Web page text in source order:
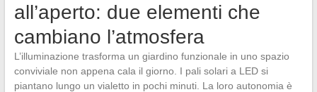
all’aperto: due elementi che
cambiano l’atmosfera
L’illuminazione trasforma un giardino funzionale in uno spazio
conviviale non appena cala il giorno. I pali solari a LED si
piantano lungo un vialetto in pochi minuti. La loro autonomia è